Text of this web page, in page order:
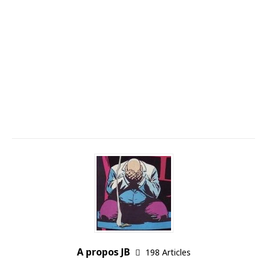
A propos JB
198 Articles